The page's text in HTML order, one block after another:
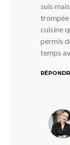
suis
trompée
cuisine
permis
temps